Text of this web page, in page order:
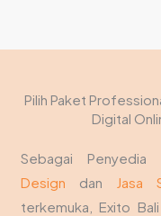
Pilih Paket
Digital
Sebagai
Design dan Jasa
terkemuka, Exito